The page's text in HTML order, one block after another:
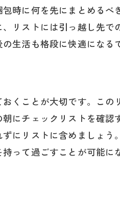
時に何を先にまとめるべ
リストには引っ越し先で
生活も格段に快適になる
くことが大切です。この
にチェックリストを確認
にリストに含めましょう
って過ごすことが可能に